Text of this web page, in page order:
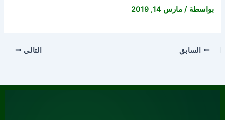
بواسطة /مارس 14, 2019
السابق التالي